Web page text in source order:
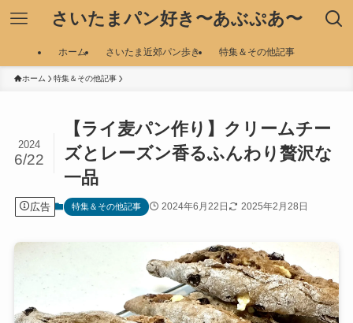
さいたまパン好き〜あぶぷあ〜
ホーム さいたま近郊パン歩き 特集＆その他記事
ホーム 特集＆その他記事
【ライ麦パン作り】クリームチー
ズとレーズン香るふんわり贅沢な
一品
2024
6/22
広告 特集＆その他記事 2024年6月22日 2025年2月28日